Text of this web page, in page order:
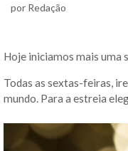
por Redação
Hoje iniciamos mais uma
Todas as sextas-feiras,
mundo. Para a estreia